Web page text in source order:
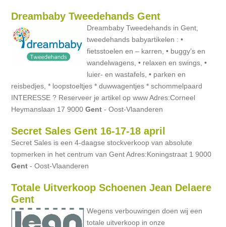
Dreambaby Tweedehands Gent
Dreambaby Tweedehands in Gent,
tweedehands babyartikelen : •
fietsstoelen en – karren, • buggy’s en
wandelwagens, • relaxen en swings, •
luier- en wastafels, • parken en
reisbedjes, * loopstoeltjes * duwwagentjes * schommelpaard
INTERESSE ? Reserveer je artikel op www Adres:Corneel
Heymanslaan 17 9000Gent - Oost-Vlaanderen
Secret Sales Gent 16-17-18 april
Secret Sales is een 4-daagse stockverkoop van absolute
topmerken in het centrum van Gent Adres:Koningstraat 1 9000
Gent - Oost-Vlaanderen
Totale Uitverkoop Schoenen Jean Delaere
Gent
Wegens verbouwingen doen wij een
totale uitverkoop in onze